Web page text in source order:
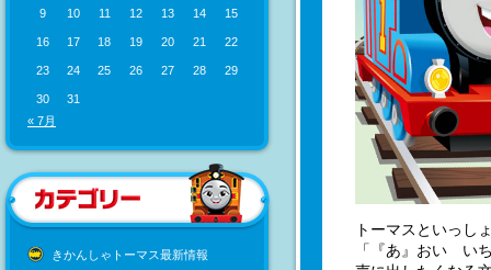
9 10 11 12 13 14 15
16 17 18 19 20 21 22
23 24 25 26 27 28 29
30
31
« 7月
きかんしゃトーマス最新情報
トーマスといっし
「『あ』おい い